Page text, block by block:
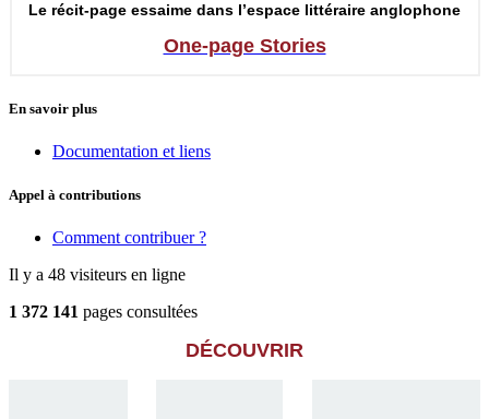
Le récit-page essaime dans l’espace littéraire anglophone
One-page Stories
En savoir plus
Documentation et liens
Appel à contributions
Comment contribuer ?
Il y a 48 visiteurs en ligne
1 372 141 pages consultées
DÉCOUVRIR